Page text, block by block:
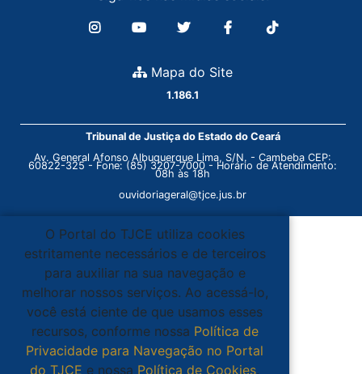
Mapa do Site
1.186.1
Tribunal de Justiça do Estado do Ceará
Av. General Afonso Albuquerque Lima, S/N. - Cambeba CEP:
60822-325 - Fone: (85) 3207-7000 - Horário de Atendimento:
08h às 18h
ouvidoriageral@tjce.jus.br
O Portal do TJCE utiliza cookies
estritamente necessários e de terceiros
para auxiliar na sua navegação e
melhorar nossos serviços. Ao acessá-lo,
você está ciente de que usamos esses
recursos, conforme nossa Política de
Privacidade para Navegação no Portal
do TJCE e nossa Política de Cookies.